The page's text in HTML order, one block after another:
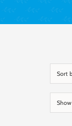
Sort
Show